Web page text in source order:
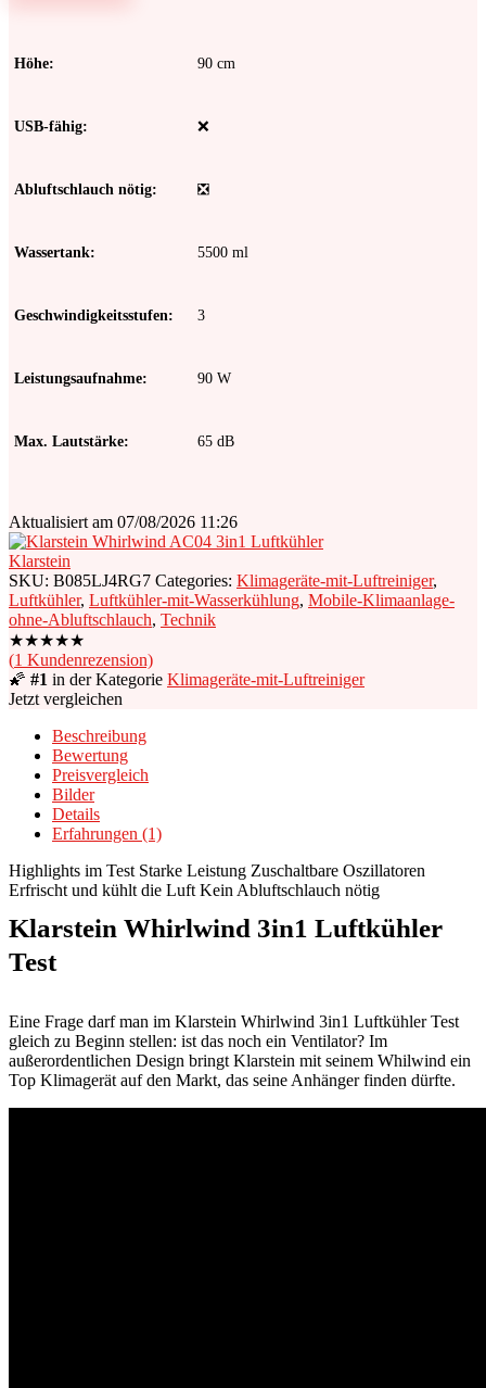
Höhe 90 cm
USB-fähig ❌
Abluftschlauch nötig ❎
Wassertank 5500 ml
Geschwindigkeitsstufen 3
Leistungsaufnahme 90 W
Max. Lautstärke 65 dB
Aktualisiert am 07/08/2026 11:26
Klarstein
SKU: B085LJ4RG7 Categories: Klimageräte-mit-Luftreiniger,
Luftkühler, Luftkühler-mit-Wasserkühlung, Mobile-Klimaanlage-
ohne-Abluftschlauch, Technik
★★★★★
(1 Kundenrezension)
🌠 #1 in der Kategorie Klimageräte-mit-Luftreiniger
Jetzt vergleichen
Beschreibung
Bewertung
Preisvergleich
Bilder
Details
Erfahrungen (1)
Highlights im Test Starke Leistung Zuschaltbare Oszillatoren
Erfrischt und kühlt die Luft Kein Abluftschlauch nötig
Klarstein Whirlwind 3in1 Luftkühler
Test
Eine Frage darf man im Klarstein Whirlwind 3in1 Luftkühler Test
gleich zu Beginn stellen: ist das noch ein Ventilator? Im
außerordentlichen Design bringt Klarstein mit seinem Whilwind ein
Top Klimagerät auf den Markt, das seine Anhänger finden dürfte.